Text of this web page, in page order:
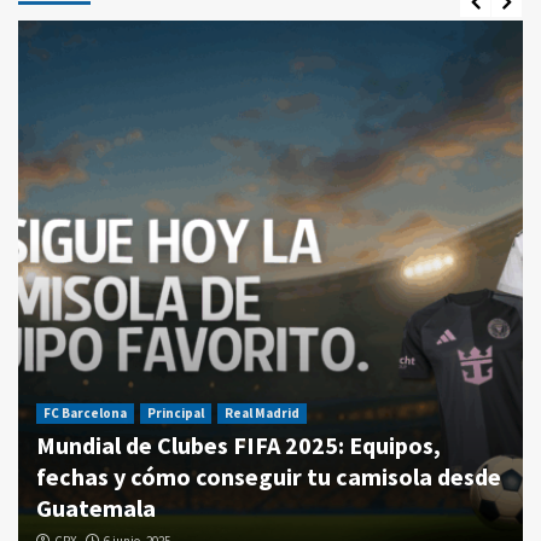
FC Barcelona Principal Real Madrid
Mundial de Clubes FIFA 2025: Equipos,
fechas y cómo conseguir tu camisola desde
Guatemala